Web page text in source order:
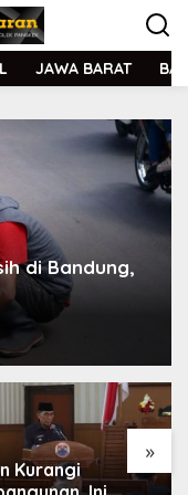
JAWA BARAT
di Bandung,
»
Kurangi